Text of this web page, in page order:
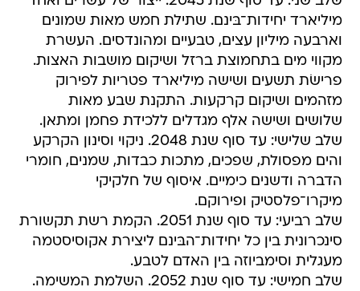
מיליארד יחידות־בּינם. שתילת חמש מאות שמונים
וארבעה מיליון עצים, טבעיים ומהונדסים. העשרת
מקווי מים בתחמוצת ברזל ושיקום מושבות האצות.
פרישׂת תשעים ושישה מיליארד פטריות לפירוק
מזהמים ושיקום קרקעות. התקנת שבע מאות
שלושים ושישה אלף מגדלים ללכידת פחמן ומתאן.
שלב שלישי: עד סוף שנת 2048. ניקוי וסינון הקרקע
והים מפסולת, שפכים, מתכות כבדות, שמנים, חומרי
הדברה ודשנים כימיים. איסוף של חלקיקי
מיקרו־פלסטיק ופירוקם.
שלב רביעי: עד סוף שנת 2051. הקמת רשת תקשורת
סינכרונית בין כל יחידות־הבּינם ליצירת אקוסיסטמה
מעגלית וסימביוזה בין האדם לטבע.
שלב חמישי: עד סוף שנת 2052. השלמת המשימה.